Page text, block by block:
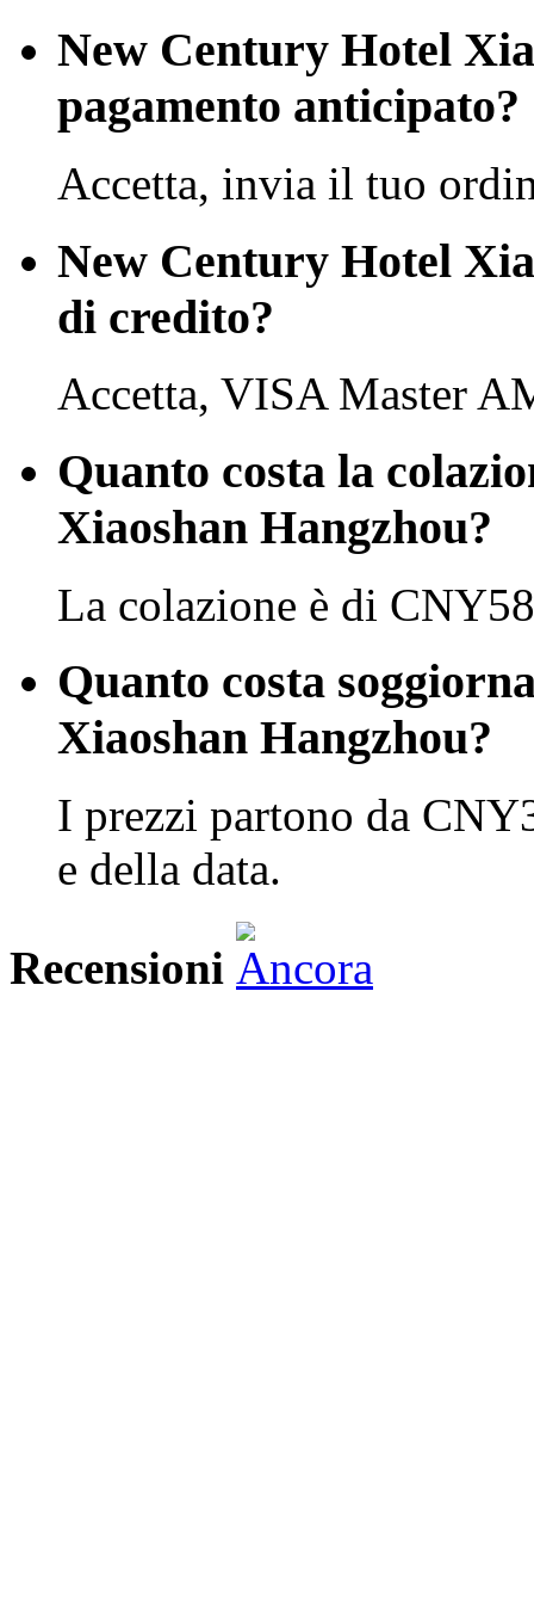
New Century Hotel
pagamento anticipato?
Accetta, invia il tuo
New Century Hotel
di credito?
Accetta, VISA Master
Quanto costa la
Xiaoshan Hangzhou?
La colazione è di
Quanto costa
Xiaoshan Hangzhou?
I prezzi partono da
e della data.
Recensioni